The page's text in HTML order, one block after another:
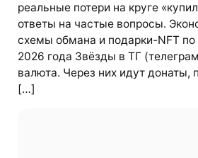
реальные потери на круге
ответы на частые вопросы.
схемы обмана и подарки-NFT
2026 года Звёзды в ТГ
валюта. Через них идут донаты,
[…]